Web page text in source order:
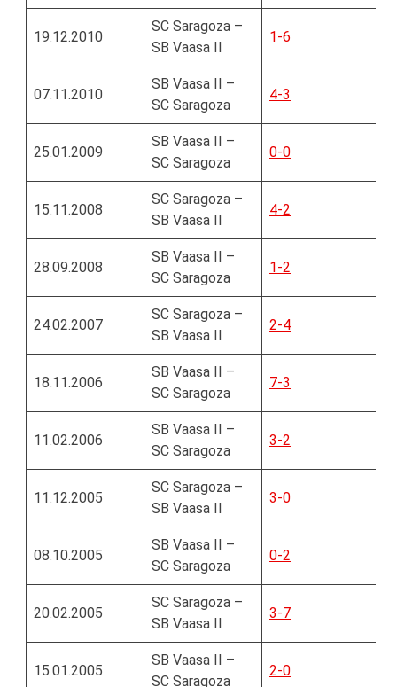
19.12.2010
SC Saragoza –
SB Vaasa II
1-6
07.11.2010
SB Vaasa II –
SC Saragoza
4-3
25.01.2009
SB Vaasa II –
SC Saragoza
0-0
15.11.2008
SC Saragoza –
SB Vaasa II
4-2
28.09.2008
SB Vaasa II –
SC Saragoza
1-2
24.02.2007
SC Saragoza –
SB Vaasa II
2-4
18.11.2006
SB Vaasa II –
SC Saragoza
7-3
11.02.2006
SB Vaasa II –
SC Saragoza
3-2
11.12.2005
SC Saragoza –
SB Vaasa II
3-0
08.10.2005
SB Vaasa II –
SC Saragoza
0-2
20.02.2005
SC Saragoza –
SB Vaasa II
3-7
15.01.2005
SB Vaasa II –
SC Saragoza
2-0